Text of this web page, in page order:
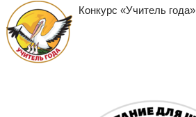
Конкурс «Учитель года»